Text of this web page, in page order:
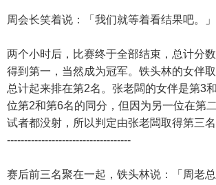
周会长笑着说：「我们就等着看结果吧。」
两个小时后，比赛终于全部结束，总计分
得到第一，当然成为冠军。铁头林的女伴
总计起来排在第2名。张老闆的女伴是第3
位第2和第6名的同分，但因为另一位在第
试者都没射，所以判定由张老闆取得第三名
------------------------------------
赛后前三名聚在一起，铁头林说：「周老